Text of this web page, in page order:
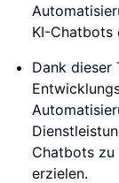
KI-Chatbots
Dank dieser
Chatbots zu
erzielen.